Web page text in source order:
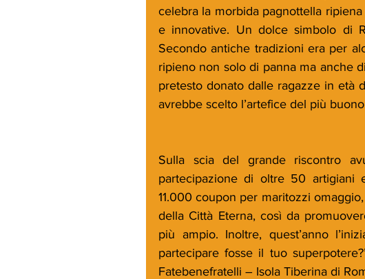
celebra la morbida pagnottella
e innovative. Un dolce simbolo di
Secondo antiche tradizioni era per
ripieno non solo di panna ma anche
pretesto donato dalle ragazze in età
avrebbe scelto l’artefice del più
Sulla scia del grande riscontro
partecipazione di oltre 50 artigiani
11.000 coupon per maritozzi
della Città Eterna, così da
più ampio. Inoltre, quest’anno
partecipare fosse il tuo
Fatebenefratelli – Isola Tiberina di